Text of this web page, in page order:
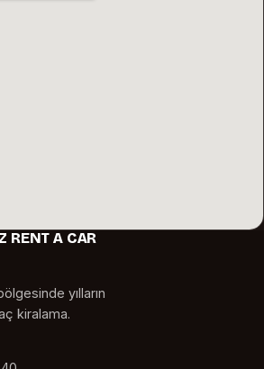
RENT A CAR
yılların
kiralama.